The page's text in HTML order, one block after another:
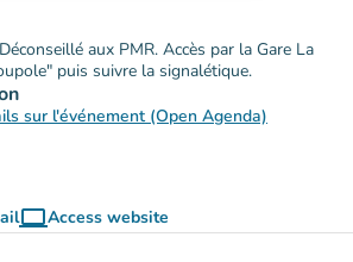
aux PMR. Accès par la Gare La
puis suivre la signalétique.
sur l'événement (Open Agenda)
computerAccess website
(new tab)